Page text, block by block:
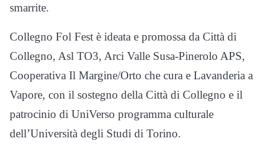
smarrite.
Collegno Fol Fest è ideata e promossa da Città di
Collegno, Asl TO3, Arci Valle Susa-Pinerolo APS,
Cooperativa Il Margine/Orto che cura e Lavanderia a
Vapore, con il sostegno della Città di Collegno e il
patrocinio di UniVerso programma culturale
dell’Università degli Studi di Torino.